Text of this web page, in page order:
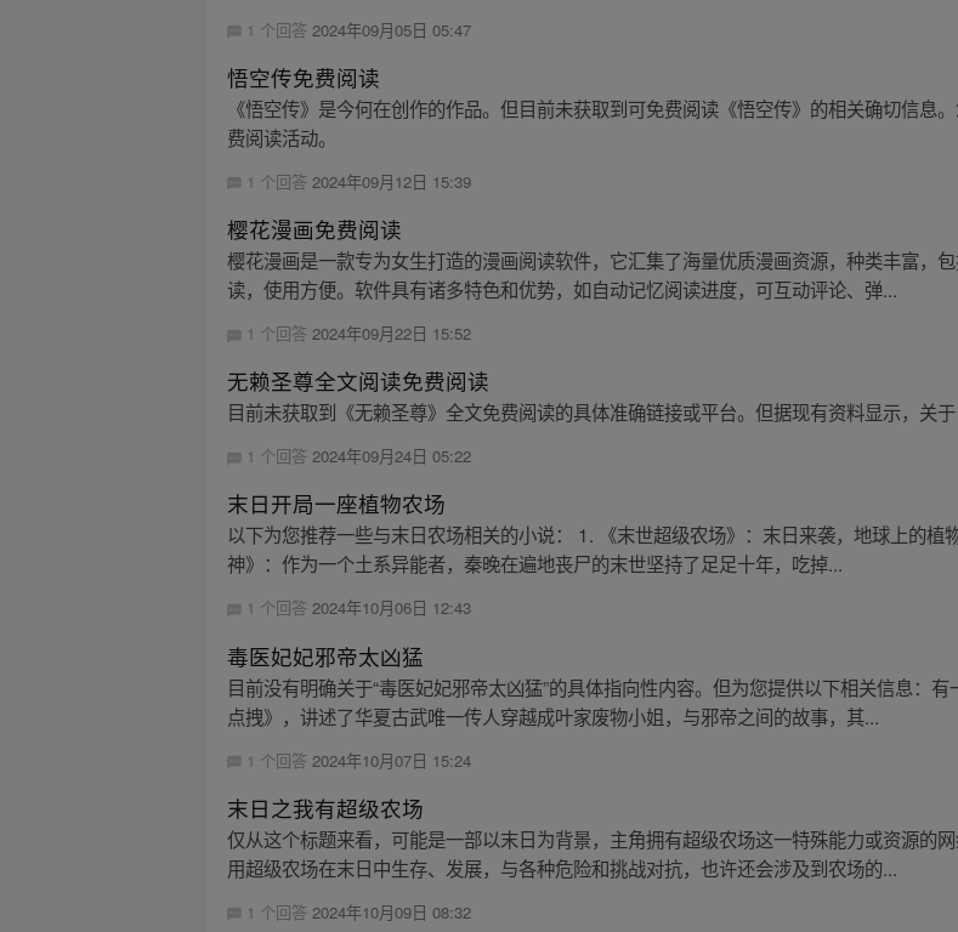
1 个回答 2024年09月05日 05:47
悟空传免费阅读
《悟空传》是今何在创作的作品。但目前未获取到可免费阅读《悟空传》的相关确切信息
费阅读活动。
1 个回答 2024年09月12日 15:39
樱花漫画免费阅读
樱花漫画是一款专为女生打造的漫画阅读软件，它汇集了海量优质漫画资源，种类丰富，
读，使用方便。软件具有诸多特色和优势，如自动记忆阅读进度，可互动评论、弹...
1 个回答2024年09月22日 15:52
无赖圣尊全文阅读免费阅读
目前未获取到《无赖圣尊》全文免费阅读的具体准确链接或平台。但据现有资料显示，关
1 个回答2024年09月24日 05:22
末日开局一座植物农场
以下为您推荐一些与末日农场相关的小说： 1. 《末世超级农场》：末日来袭，地球上的
神》：作为一个土系异能者，秦晚在遍地丧尸的末世坚持了足足十年，吃掉...
1 个回答2024年10月06日 12:43
毒医妃妃邪帝太凶猛
目前没有明确关于“毒医妃妃邪帝太凶猛”的具体指向性内容。但为您提供以下相关信息：
点拽》，讲述了华夏古武唯一传人穿越成叶家废物小姐，与邪帝之间的故事，其...
1 个回答 2024年10月07日 15:24
末日之我有超级农场
仅从这个标题来看，可能是一部以末日为背景，主角拥有超级农场这一特殊能力或资源的
用超级农场在末日中生存、发展，与各种危险和挑战对抗，也许还会涉及到农场的...
1 个回答 2024年10月09日 08:32